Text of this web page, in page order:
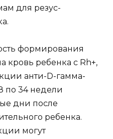
для резус-
формирования
кровь ребенка с Rh+,
анти-D-гамма-
по 34 недели
дни после
ребенка.
могут